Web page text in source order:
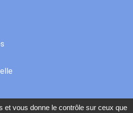
et vous donne le contrôle sur ceux que